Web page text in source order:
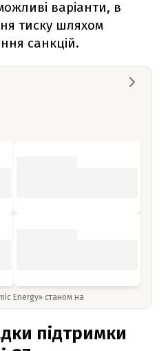
варіанти, в
тиску шляхом
санкцій.
Energy» станом на
підтримки